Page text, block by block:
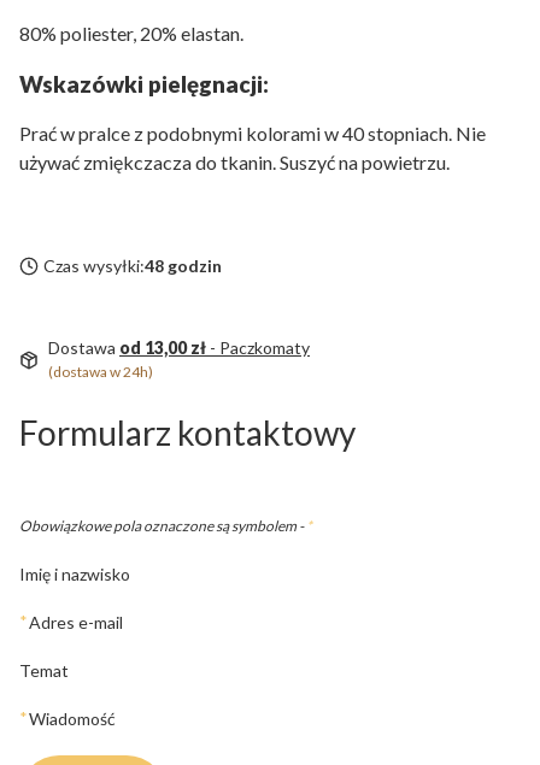
80% poliester, 20% elastan.
Wskazówki pielęgnacji:
Prać w pralce z podobnymi kolorami w 40 stopniach. Nie
używać zmiękczacza do tkanin. Suszyć na powietrzu.
Czas wysyłki:48 godzin
Dostawa od 13,00 zł - Paczkomaty
(dostawa w 24h)
Formularz kontaktowy
Obowiązkowe pola oznaczone są symbolem - *
Imię i nazwisko
*Adres e-mail
Temat
*Wiadomość